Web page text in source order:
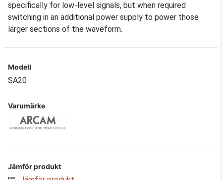
specifically for low-level signals, but when required
switching in an additional power supply to power those
larger sections of the waveform.
Modell
SA20
Varumärke
Jämför produkt